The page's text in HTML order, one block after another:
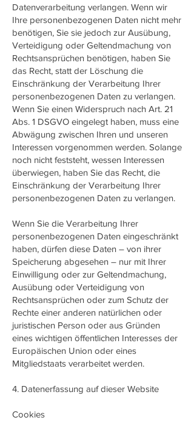
Datenverarbeitung verlangen. Wenn wir
Ihre personenbezogenen Daten nicht mehr
benötigen, Sie sie jedoch zur Ausübung,
Verteidigung oder Geltendmachung von
Rechtsansprüchen benötigen, haben Sie
das Recht, statt der Löschung die
Einschränkung der Verarbeitung Ihrer
personenbezogenen Daten zu verlangen.
Wenn Sie einen Widerspruch nach Art. 21
Abs. 1 DSGVO eingelegt haben, muss eine
Abwägung zwischen Ihren und unseren
Interessen vorgenommen werden. Solange
noch nicht feststeht, wessen Interessen
überwiegen, haben Sie das Recht, die
Einschränkung der Verarbeitung Ihrer
personenbezogenen Daten zu verlangen.
Wenn Sie die Verarbeitung Ihrer
personenbezogenen Daten eingeschränkt
haben, dürfen diese Daten – von ihrer
Speicherung abgesehen – nur mit Ihrer
Einwilligung oder zur Geltendmachung,
Ausübung oder Verteidigung von
Rechtsansprüchen oder zum Schutz der
Rechte einer anderen natürlichen oder
juristischen Person oder aus Gründen
eines wichtigen öffentlichen Interesses der
Europäischen Union oder eines
Mitgliedstaats verarbeitet werden.
4. Datenerfassung auf dieser Website
Cookies